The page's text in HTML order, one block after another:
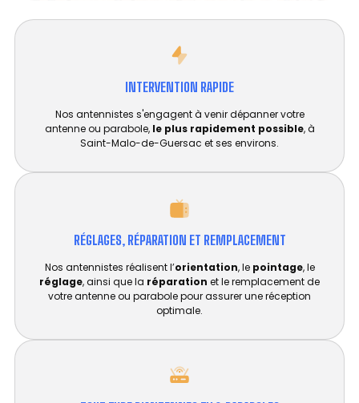
INTERVENTION RAPIDE
Nos antennistes s'engagent à venir dépanner votre
antenne ou parabole, le plus rapidement possible, à
Saint-Malo-de-Guersac et ses environs.
RÉGLAGES, RÉPARATION ET REMPLACEMENT​
Nos antennistes réalisent l’orientation, le pointage, le
réglage, ainsi que la réparation et le remplacement de
votre antenne ou parabole pour assurer une réception
optimale.